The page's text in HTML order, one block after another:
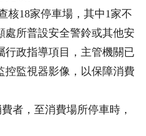
核18家停車場，其中1家不
處所普設安全警鈴或其他安
行政指導項目，主管機關已
控監視器影像，以保障消費
，至消費場所停車時，